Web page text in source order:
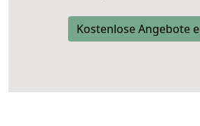
Kostenlose Angebote